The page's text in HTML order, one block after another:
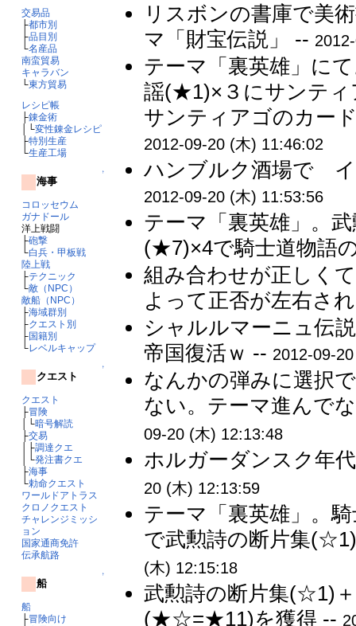
交易品
├都市別
├品目別
└名産品
南蛮貿易
キャラバン
└東方貿易
レシピ帳
├錬金術
│└変性錬金レシピ
├特別生産
└生産工場
↑
海事
コロッセウム
ガナドール
洋上戦闘
├砲撃
└白兵・甲板戦
陸上戦
├テクニック
└敵（NPC）
敵船（NPC）
├海域群別
├クエスト別
├国籍別
└レベルキャップ
↑
クエスト
クエスト
├冒険
│└暗号解読
├交易
│├調達クエ
│└発注書クエ
├海事
└勅命クエスト
ワールドアトラス
クロノクエスト
チャレンジミッシ
ョン
国家通商免許
伝承航路
↑
船
船
├冒険向け
リスボンの書庫で美
マ「財宝伝説」 --
テーマ「裏英雄」に
謡(★1)×３にサンテ
サンティアゴのカー
2012-09-20 (木) 11:46:02
ハンブルク酒場で イ
2012-09-20 (木) 11:53:56
テーマ「裏英雄」。
(★7)×4で騎士道物語
組み合わせが正しく
よって正否が左右さ
シャルルマーニュ伝
帝国復活ｗ -- 2012-09-
なんかの弾みに選択
ない。テーマ進んで
09-20 (木) 12:13:48
ホルガーダンスク年
20 (木) 12:13:59
テーマ「裏英雄」。
で武勲詩の断片集
(木) 12:15:18
武勲詩の断片集(☆1)
(★☆=★11)を獲得 --